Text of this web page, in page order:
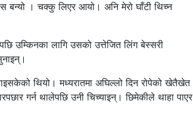
बन्यो । चक्कु लिएर आयो। अनि मेरो घाँटी थिच्न
उम्किनका लागि उसको उत्तेजित लिंग बेस्सरी
थियो। मध्यरातमा अघिल्लो दिन रोपेको खेतैखेत
गर्न थालेपछि उनी चिच्याइन्। छिमेकीले थाहा पाएर